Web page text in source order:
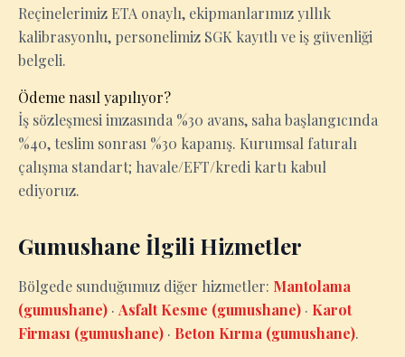
Reçinelerimiz ETA onaylı, ekipmanlarımız yıllık
kalibrasyonlu, personelimiz SGK kayıtlı ve iş güvenliği
belgeli.
Ödeme nasıl yapılıyor?
İş sözleşmesi imzasında %30 avans, saha başlangıcında
%40, teslim sonrası %30 kapanış. Kurumsal faturalı
çalışma standart; havale/EFT/kredi kartı kabul
ediyoruz.
Gumushane İlgili Hizmetler
Bölgede sunduğumuz diğer hizmetler: Mantolama
(gumushane) · Asfalt Kesme (gumushane) · Karot
Firması (gumushane) · Beton Kırma (gumushane).